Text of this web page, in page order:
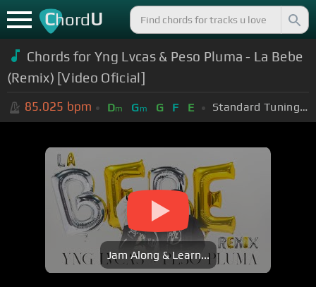
ChordU
Chords for Yng Lvcas & Peso Pluma - La Bebe
(Remix) [Video Oficial]
85.025 bpm Dm Gm G F E Standard Tuning (EADGBE)
Jam Along & Learn...